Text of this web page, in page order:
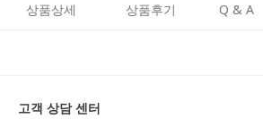
상품상세 상품후기 Q & A
고객 상담 센터